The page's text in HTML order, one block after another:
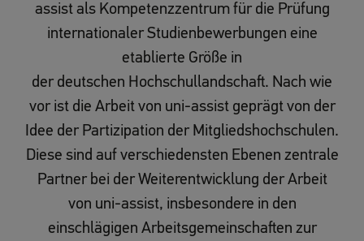
assist als Kompetenzzentrum für die Prüfung
internationaler Studienbewerbungen eine
etablierte Größe in
der deutschen Hochschullandschaft. Nach wie
vor ist die Arbeit von uni-assist geprägt von der
Idee der Partizipation der Mitgliedshochschulen.
Diese sind auf verschiedensten Ebenen zentrale
Partner bei der Weiterentwicklung der Arbeit
von uni-assist, insbesondere in den
einschlägigen Arbeitsgemeinschaften zur